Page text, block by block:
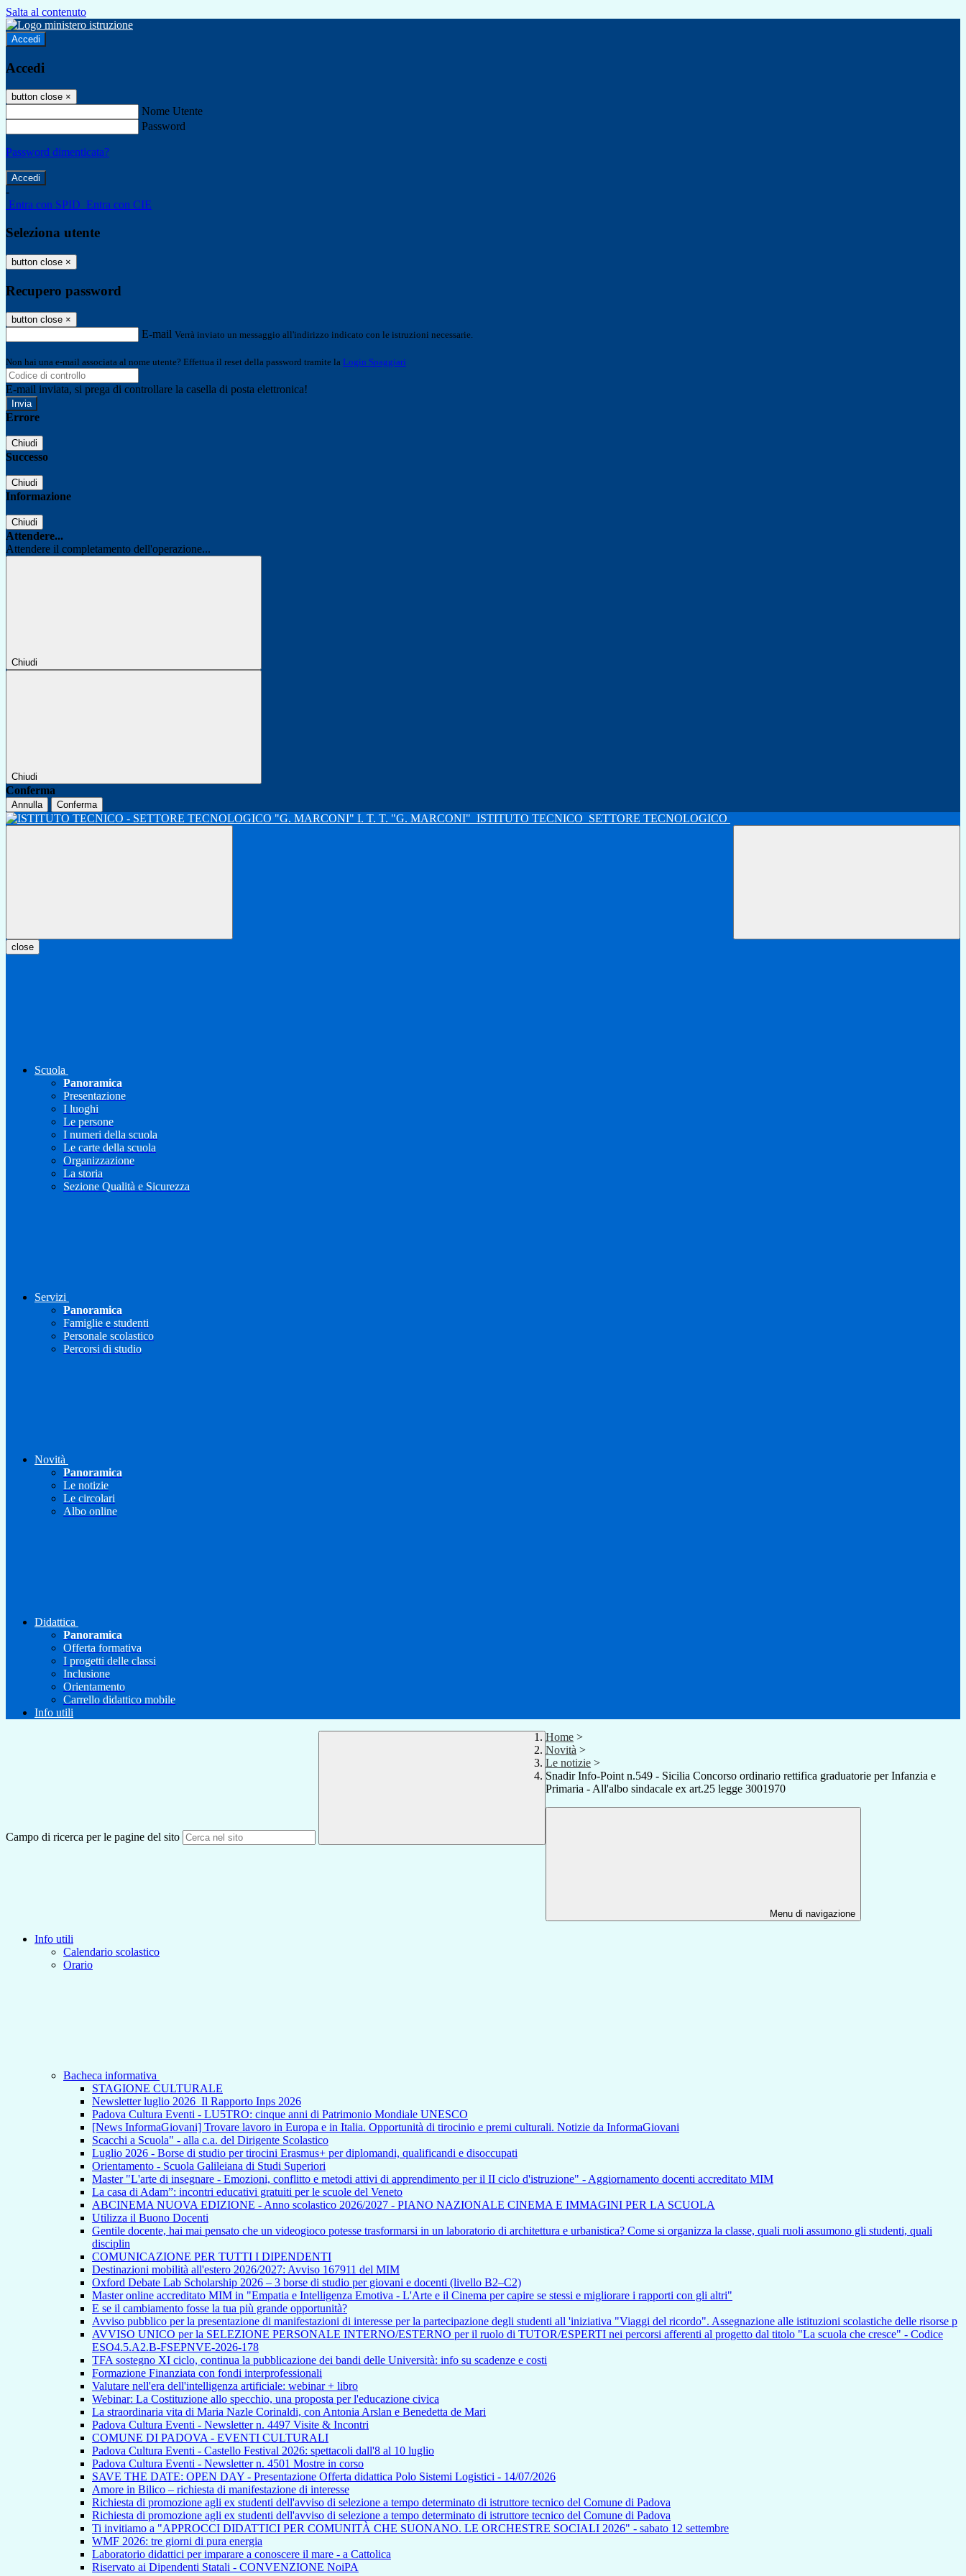
Salta al contenuto
Accedi
Accedi
button close ×
Nome Utente
Password
Password dimenticata?
-
Entra con SPID Entra con CIE
Seleziona utente
button close ×
Recupero password
button close ×
E-mail Verrà inviato un messaggio all'indirizzo indicato con le istruzioni necessarie.
Non hai una e-mail associata al nome utente? Effettua il reset della password tramite la Login Spaggiari
E-mail inviata, si prega di controllare la casella di posta elettronica!
Errore
Chiudi
Successo
Chiudi
Informazione
Chiudi
Attendere...
Attendere il completamento dell'operazione...
Chiudi
Chiudi
Conferma
Annulla Conferma
I. T. T. "G. MARCONI" ISTITUTO TECNICO SETTORE TECNOLOGICO
close
Scuola
Panoramica
Presentazione
I luoghi
Le persone
I numeri della scuola
Le carte della scuola
Organizzazione
La storia
Sezione Qualità e Sicurezza
Servizi
Panoramica
Famiglie e studenti
Personale scolastico
Percorsi di studio
Novità
Panoramica
Le notizie
Le circolari
Albo online
Didattica
Panoramica
Offerta formativa
I progetti delle classi
Inclusione
Orientamento
Carrello didattico mobile
Info utili
Campo di ricerca per le pagine del sito
Home >
Novità >
Le notizie >
Snadir Info-Point n.549 - Sicilia Concorso ordinario rettifica graduatorie per Infanzia e
Primaria - All'albo sindacale ex art.25 legge 3001970
Menu di navigazione
Info utili
Calendario scolastico
Orario
Bacheca informativa
STAGIONE CULTURALE
Newsletter luglio 2026_Il Rapporto Inps 2026
Padova Cultura Eventi - LU5TRO: cinque anni di Patrimonio Mondiale UNESCO
[News InformaGiovani] Trovare lavoro in Europa e in Italia. Opportunità di tirocinio e premi culturali. Notizie da InformaGiovani
Scacchi a Scuola" - alla c.a. del Dirigente Scolastico
Luglio 2026 - Borse di studio per tirocini Erasmus+ per diplomandi, qualificandi e disoccupati
Orientamento - Scuola Galileiana di Studi Superiori
Master "L'arte di insegnare - Emozioni, conflitto e metodi attivi di apprendimento per il II ciclo d'istruzione" - Aggiornamento docenti accreditato MIM
La casa di Adam”: incontri educativi gratuiti per le scuole del Veneto
ABCINEMA NUOVA EDIZIONE - Anno scolastico 2026/2027 - PIANO NAZIONALE CINEMA E IMMAGINI PER LA SCUOLA
Utilizza il Buono Docenti
Gentile docente, hai mai pensato che un videogioco potesse trasformarsi in un laboratorio di architettura e urbanistica? Come si organizza la classe, quali ruoli assumono gli studenti, quali
disciplin
COMUNICAZIONE PER TUTTI I DIPENDENTI
Destinazioni mobilità all'estero 2026/2027: Avviso 167911 del MIM
Oxford Debate Lab Scholarship 2026 – 3 borse di studio per giovani e docenti (livello B2–C2)
Master online accreditato MIM in "Empatia e Intelligenza Emotiva - L'Arte e il Cinema per capire se stessi e migliorare i rapporti con gli altri"
E se il cambiamento fosse la tua più grande opportunità?
Avviso pubblico per la presentazione di manifestazioni di interesse per la partecipazione degli studenti all 'iniziativa "Viaggi del ricordo". Assegnazione alle istituzioni scolastiche delle risorse p
AVVISO UNICO per la SELEZIONE PERSONALE INTERNO/ESTERNO per il ruolo di TUTOR/ESPERTI nei percorsi afferenti al progetto dal titolo "La scuola che cresce" - Codice
ESO4.5.A2.B-FSEPNVE-2026-178
TFA sostegno XI ciclo, continua la pubblicazione dei bandi delle Università: info su scadenze e costi
Formazione Finanziata con fondi interprofessionali
Valutare nell'era dell'intelligenza artificiale: webinar + libro
Webinar: La Costituzione allo specchio, una proposta per l'educazione civica
La straordinaria vita di Maria Nazle Corinaldi, con Antonia Arslan e Benedetta de Mari
Padova Cultura Eventi - Newsletter n. 4497 Visite & Incontri
COMUNE DI PADOVA - EVENTI CULTURALI
Padova Cultura Eventi - Castello Festival 2026: spettacoli dall'8 al 10 luglio
Padova Cultura Eventi - Newsletter n. 4501 Mostre in corso
SAVE THE DATE: OPEN DAY - Presentazione Offerta didattica Polo Sistemi Logistici - 14/07/2026
Amore in Bilico – richiesta di manifestazione di interesse
Richiesta di promozione agli ex studenti dell'avviso di selezione a tempo determinato di istruttore tecnico del Comune di Padova
Richiesta di promozione agli ex studenti dell'avviso di selezione a tempo determinato di istruttore tecnico del Comune di Padova
Ti invitiamo a "APPROCCI DIDATTICI PER COMUNITÀ CHE SUONANO. LE ORCHESTRE SOCIALI 2026" - sabato 12 settembre
WMF 2026: tre giorni di pura energia
Laboratorio didattici per imparare a conoscere il mare - a Cattolica
Riservato ai Dipendenti Statali - CONVENZIONE NoiPA